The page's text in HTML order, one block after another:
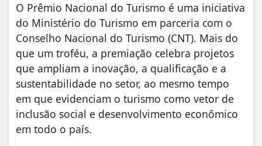
O Prêmio Nacional do Turismo é uma iniciativa
do Ministério do Turismo em parceria com o
Conselho Nacional do Turismo (CNT). Mais do
que um troféu, a premiação celebra projetos
que ampliam a inovação, a qualificação e a
sustentabilidade no setor, ao mesmo tempo
em que evidenciam o turismo como vetor de
inclusão social e desenvolvimento econômico
em todo o país.